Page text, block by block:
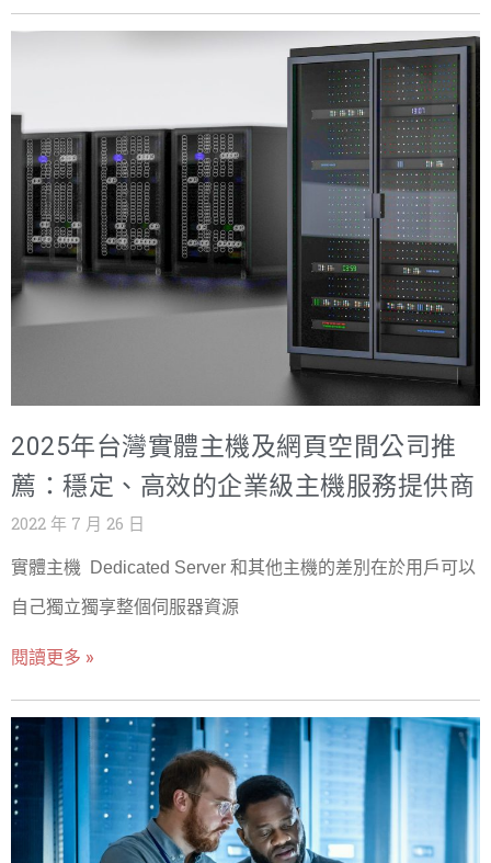
2025年台灣實體主機及網頁空間公司推
薦：穩定、高效的企業級主機服務提供商
2022 年 7 月 26 日
實體主機 Dedicated Server 和其他主機的差別在於用戶可以
自己獨立獨享整個伺服器資源
閱讀更多 »